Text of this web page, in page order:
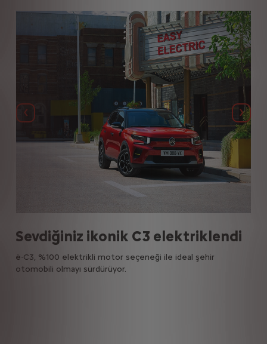
Bi̇r Önceki̇
Sevdiğiniz ikonik C3 elektriklendi
ë-C3, %100 elektrikli motor seçeneği ile ideal şehir
otomobili olmayı sürdürüyor.
Bi̇r